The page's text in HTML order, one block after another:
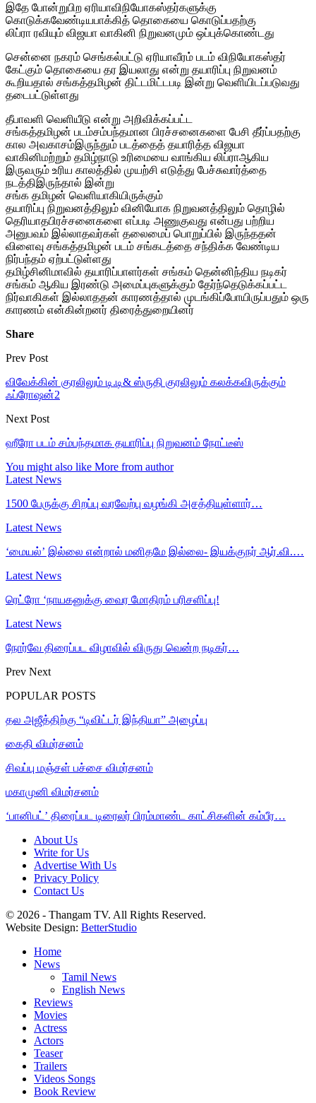
இதே போன்றுபிற ஏரியாவிநியோகஸ்தர்களுக்கு
கொடுக்கவேண்டியபாக்கித் தொகையை கொடுப்பதற்கு
லிப்ரா ரவியும் விஜயா வாகினி நிறுவனமும் ஒப்புக்கொண்டது
சென்னை நகரம் செங்கல்பட்டு ஏரியாவீரம் படம் விநியோகஸ்தர்
கேட்கும் தொகையை தர இயலாது என்று தயாரிப்பு நிறுவனம்
கூறியதால் சங்கத்தமிழன் திட்டமிட்டபடி இன்று வெளியிடப்படுவது
தடைபட்டுள்ளது
தீபாவளி வெளியீடு என்று அறிவிக்கப்பட்ட
சங்கத்தமிழன் படம்சம்பந்தமான பிரச்சனைகளை பேசி தீர்ப்பதற்கு
கால அவகாசம்இருந்தும் படத்தைத் தயாரித்த விஜயா
வாகினிமற்றும் தமிழ்நாடு உரிமையை வாங்கிய லிப்ராஆகிய
இருவரும் உரிய காலத்தில் முயற்சி எடுத்து பேச்சுவார்த்தை
நடத்திஇருந்தால் இன்று
சங்க தமிழன் வெளியாகியிருக்கும்
தயாரிப்பு நிறுவனத்திலும் வினியோக நிறுவனத்திலும் தொழில்
தெரியாதபிரச்சனைகளை எப்படி அணுகுவது என்பது பற்றிய
அனுபவம் இல்லாதவர்கள் தலைமைப் பொறுப்பில் இருந்ததன்
விளைவு சங்கத்தமிழன் படம் சங்கடத்தை சந்திக்க வேண்டிய
நிர்பந்தம் ஏற்பட்டுள்ளது
தமிழ்சினிமாவில் தயாரிப்பாளர்கள் சங்கம் தென்னிந்திய நடிகர்
சங்கம் ஆகிய இரண்டு அமைப்புகளுக்கும் தேர்ந்தெடுக்கப்பட்ட
நிர்வாகிகள் இல்லாததன் காரணத்தால் முடங்கிப்போயிருப்பதும் ஒரு
காரணம் என்கின்றனர் திரைத்துறையினர்
Share
Prev Post
விவேக்கின் குரலிலும் டி.டி& ஸ்ருதி குரலிலும் கலக்கவிருக்கும்
ஃப்ரோஷன்2
Next Post
ஹீரோ படம் சம்பந்தமாக தயாரிப்பு நிறுவனம் நோட்டீஸ்
You might also like More from author
Latest News
1500 பேருக்கு சிறப்பு வரவேற்பு வழங்கி அசத்தியுள்ளார்…
Latest News
‘மையல்’ இல்லை என்றால் மனிதமே இல்லை- இயக்குநர் ஆர்.வி.…
Latest News
ரெட்ரோ ‘நாயகனுக்கு வைர மோதிரம் பரிசளிப்பு!
Latest News
நோர்வே திரைப்பட விழாவில் விருது வென்ற நடிகர்…
Prev Next
POPULAR POSTS
தல அஜீத்திற்கு “டிவிட்டர் இந்தியா” அழைப்பு
கைதி விமர்சனம்
சிவப்பு மஞ்சள் பச்சை விமர்சனம்
மகாமுனி விமர்சனம்
‘பானிபட்’ திரைப்பட டிரைலர் பிரம்மாண்ட காட்சிகளின் கம்பீர…
About Us
Write for Us
Advertise With Us
Privacy Policy
Contact Us
© 2026 - Thangam TV. All Rights Reserved.
Website Design: BetterStudio
Home
News
Tamil News
English News
Reviews
Movies
Actress
Actors
Teaser
Trailers
Videos Songs
Book Review